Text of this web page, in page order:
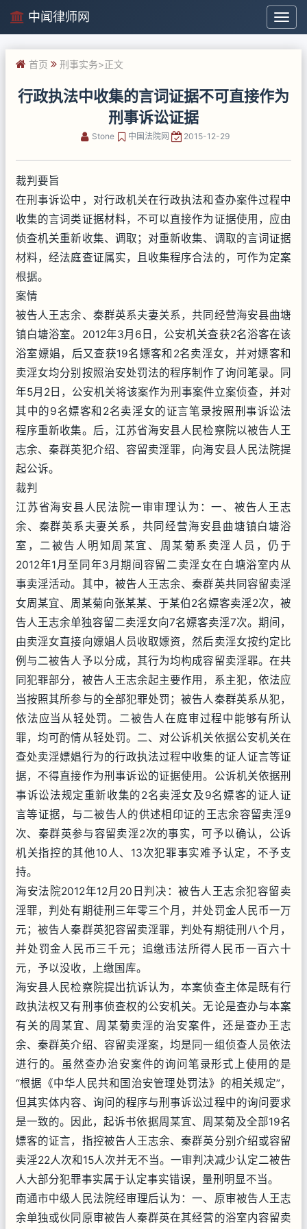
中
闻
律
中闻律师网
首页 刑事实务>正文
行政执法中收集的言词证据不可直接作为
刑事诉讼证据
Stone 中国法院网 2015-12-29
裁判要旨
在刑事诉讼中，对行政机关在行政执法和查办案件过程中
收集的言词类证据材料，不可以直接作为证据使用，应由
侦查机关重新收集、调取；对重新收集、调取的言词证据
材料，经法庭查证属实，且收集程序合法的，可作为定案
根据。
案情
被告人王志余、秦群英系夫妻关系，共同经营海安县曲塘
镇白塘浴室。2012年3月6日，公安机关查获2名浴客在该
浴室嫖娼，后又查获19名嫖客和2名卖淫女，并对嫖客和
卖淫女均分别按照治安处罚法的程序制作了询问笔录。同
年5月2日，公安机关将该案作为刑事案件立案侦查，并对
其中的9名嫖客和2名卖淫女的证言笔录按照刑事诉讼法
程序重新收集。后，江苏省海安县人民检察院以被告人王
志余、秦群英犯介绍、容留卖淫罪，向海安县人民法院提
起公诉。
裁判
江苏省海安县人民法院一审审理认为：一、被告人王志
余、秦群英系夫妻关系，共同经营海安县曲塘镇白塘浴
室，二被告人明知周某宜、周某菊系卖淫人员，仍于
2012年1月至同年3月期间容留二卖淫女在白塘浴室内从
事卖淫活动。其中，被告人王志余、秦群英共同容留卖淫
女周某宜、周某菊向张某某、于某伯2名嫖客卖淫2次，被
告人王志余单独容留二卖淫女向7名嫖客卖淫7次。期间，
由卖淫女直接向嫖娼人员收取嫖资，然后卖淫女按约定比
例与二被告人予以分成，其行为均构成容留卖淫罪。在共
同犯罪部分，被告人王志余起主要作用，系主犯，依法应
当按照其所参与的全部犯罪处罚；被告人秦群英系从犯，
依法应当从轻处罚。二被告人在庭审过程中能够有所认
罪，均可酌情从轻处罚。二、对公诉机关依据公安机关在
查处卖淫嫖娼行为的行政执法过程中收集的证人证言等证
据，不得直接作为刑事诉讼的证据使用。公诉机关依据刑
事诉讼法规定重新收集的2名卖淫女及9名嫖客的证人证
言等证据，与二被告人的供述相印证的王志余容留卖淫9
次、秦群英参与容留卖淫2次的事实，可予以确认，公诉
机关指控的其他10人、13次犯罪事实难予认定，不予支
持。
海安法院2012年12月20日判决：被告人王志余犯容留卖
淫罪，判处有期徒刑三年零三个月，并处罚金人民币一万
元；被告人秦群英犯容留卖淫罪，判处有期徒刑八个月，
并处罚金人民币三千元；追缴违法所得人民币一百六十
元，予以没收，上缴国库。
海安县人民检察院提出抗诉认为，本案侦查主体是既有行
政执法权又有刑事侦查权的公安机关。无论是查办与本案
有关的周某宜、周某菊卖淫的治安案件，还是查办王志
余、秦群英介绍、容留卖淫案，均是同一组侦查人员依法
进行的。虽然查办治安案件的询问笔录形式上使用的是
“根据《中华人民共和国治安管理处罚法》的相关规定”，
但其实体内容、询问的程序与刑事诉讼过程中的询问要求
是一致的。因此，起诉书依据周某宜、周某菊及全部19名
嫖客的证言，指控被告人王志余、秦群英分别介绍或容留
卖淫22人次和15人次并无不当。一审判决减少认定二被告
人大部分犯罪事实属于认定事实错误，量刑明显不当。
南通市中级人民法院经审理后认为：一、原审被告人王志
余单独或伙同原审被告人秦群英在其经营的浴室内容留卖